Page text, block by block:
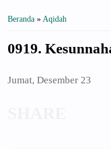
Beranda » Aqidah
0919.
Jumat, Desember 23